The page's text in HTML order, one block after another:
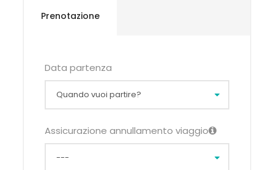
Prenotazione
Data partenza
Assicurazione annullamento viaggio